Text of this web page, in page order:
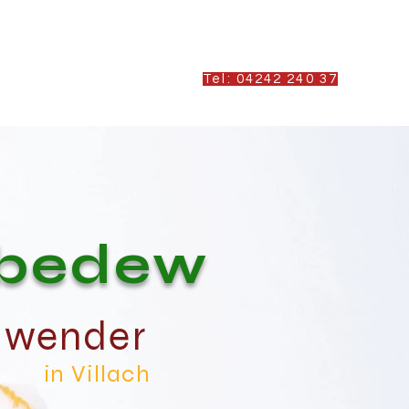
Tel: 04242 240 37
in Villach